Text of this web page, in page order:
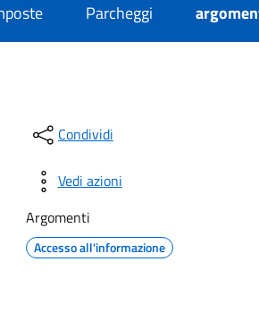
Parcheggi
Condividi
Vedi azioni
Argomenti
Accesso all'informazione